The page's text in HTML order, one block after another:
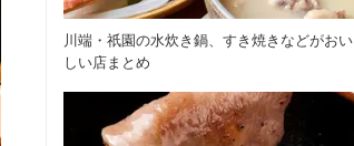
川端・祇園の水炊き鍋、すき焼きなどがおい
しい店まとめ